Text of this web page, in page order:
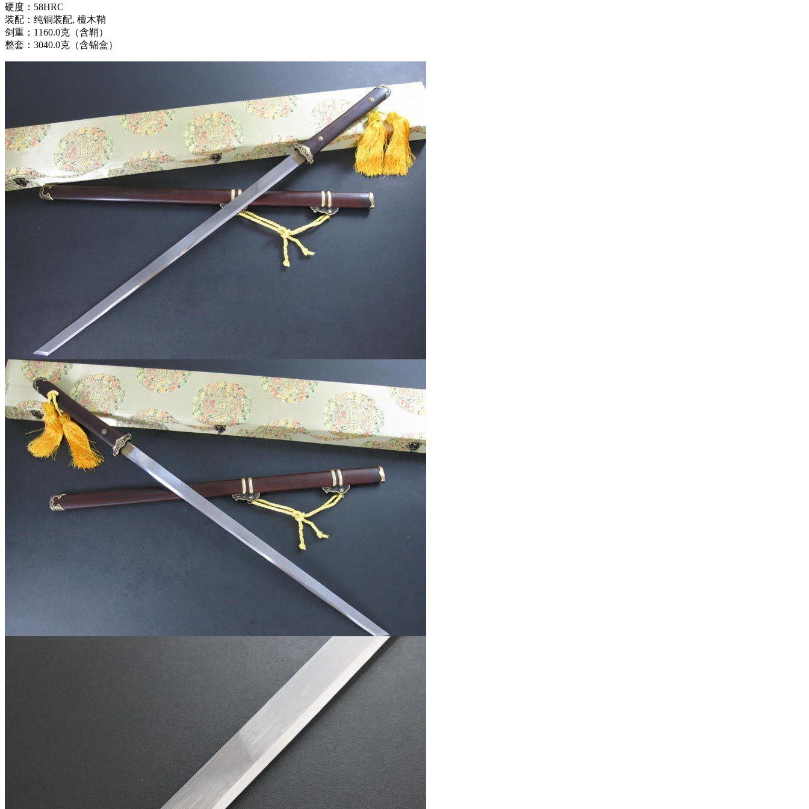
硬度：58HRC
装配：纯铜装配, 檀木鞘
剑重：1160.0克（含鞘）
整套：3040.0克（含锦盒）